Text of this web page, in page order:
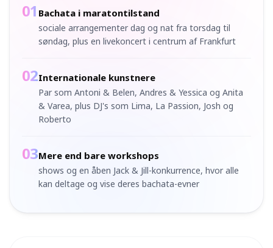
01 Bachata i maratontilstand
sociale arrangementer dag og nat fra torsdag til
søndag, plus en livekoncert i centrum af Frankfurt
02Internationale kunstnere
Par som Antoni & Belen, Andres & Yessica og Anita
& Varea, plus DJ's som Lima, La Passion, Josh og
Roberto
03Mere end bare workshops
shows og en åben Jack & Jill-konkurrence, hvor alle
kan deltage og vise deres bachata-evner